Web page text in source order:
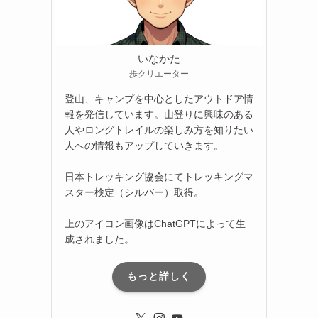
いなかた
歩クリエーター
登山、キャンプを中心としたアウトドア情
報を発信しています。山登りに興味のある
人やロングトレイルの楽しみ方を知りたい
人への情報もアップしていきます。
日本トレッキング協会にてトレッキングマ
スター検定（シルバー）取得。
上のアイコン画像はChatGPTによって生
成されました。
もっと詳しく